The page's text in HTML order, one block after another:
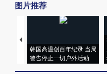
图片推荐
韩国高温创百年纪录 当局
警告停止一切户外活动